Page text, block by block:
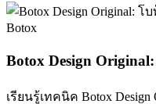
Botox
Botox Design
เรียนรู้เทคนิค Botox